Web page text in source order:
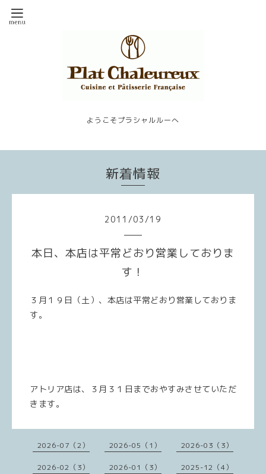
ようこそプラシャルルーへ
新着情報
2011 /03 /19
本日、本店は平常どおり営業しておりま
す！
３月１９日（土）、本店は平常どおり営業しておりま
す。
アトリア店は、３月３１日までおやすみさせていただ
きます。
2026-07（2） 2026-05（1） 2026-03（3）
2026-02（3） 2026-01（3） 2025-12（4）